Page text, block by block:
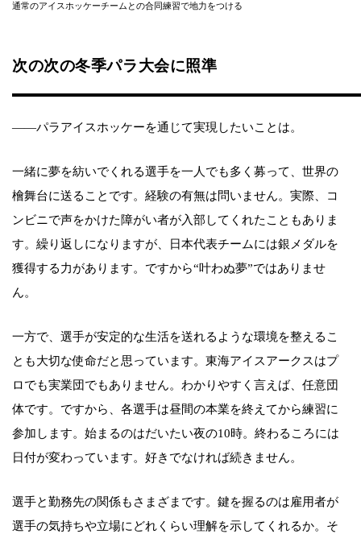
通常のアイスホッケーチームとの合同練習で地力をつける
次の次の冬季パラ大会に照準
――パラアイスホッケーを通じて実現したいことは。
一緒に夢を紡いでくれる選手を一人でも多く募って、世界の
檜舞台に送ることです。経験の有無は問いません。実際、コ
ンビニで声をかけた障がい者が入部してくれたこともありま
す。繰り返しになりますが、日本代表チームには銀メダルを
獲得する力があります。ですから“叶わぬ夢”ではありませ
ん。
一方で、選手が安定的な生活を送れるような環境を整えるこ
とも大切な使命だと思っています。東海アイスアークスはプ
ロでも実業団でもありません。わかりやすく言えば、任意団
体です。ですから、各選手は昼間の本業を終えてから練習に
参加します。始まるのはだいたい夜の10時。終わるころには
日付が変わっています。好きでなければ続きません。
選手と勤務先の関係もさまざまです。鍵を握るのは雇用者が
選手の気持ちや立場にどれくらい理解を示してくれるか。そ